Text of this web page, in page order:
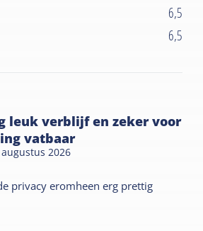
6,5
6,5
leuk verblijf en zeker voor
vatbaar
augustus 2026
privacy eromheen erg prettig